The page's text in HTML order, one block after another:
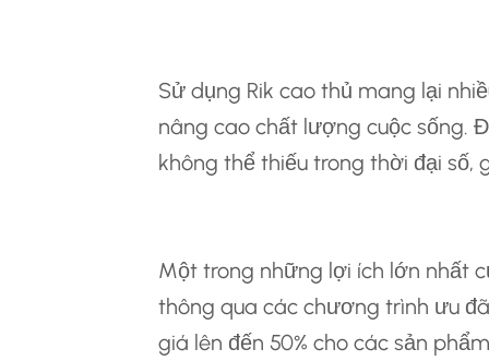
Sử dụng Rik cao thủ mang lại
nâng cao chất lượng cuộc sống.
không thể thiếu trong thời đại
Một trong những lợi ích lớn nhất
thông qua các chương trình ưu
giá lên đến 50% cho các sản